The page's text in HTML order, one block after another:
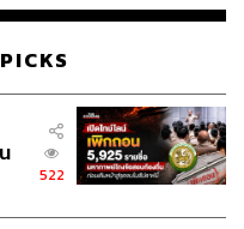
522